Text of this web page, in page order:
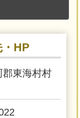
HP
郡東海村村